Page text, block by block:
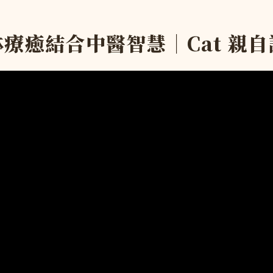
癒結合中醫智慧｜Cat 親